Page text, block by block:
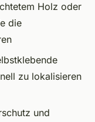
Holz oder
die
zu lokalisieren
und